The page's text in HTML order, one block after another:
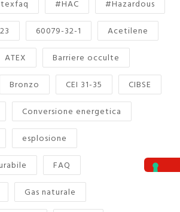
#HAC
#Hazardous
60079-32-1
Acetilene
ATEX
Barriere occulte
Bronzo CEI 31-35
CIBSE
Conversione energetica
esplosione
FAQ
Gas naturale